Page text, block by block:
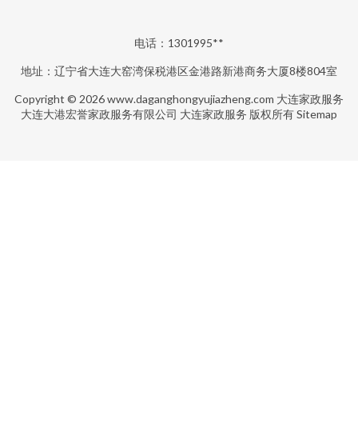
电话：1301995**
地址：辽宁省大连大窑湾保税港区金港路新港商务大厦8楼804室
Copyright © 2026www.daganghongyujiazheng.com 大连家政服务
大连大港宏誉家政服务有限公司 大连家政服务 版权所有Sitemap